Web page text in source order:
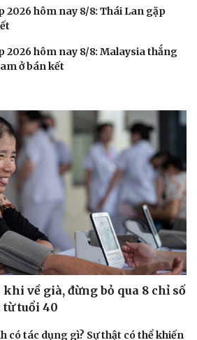
2026 hôm nay 8/8: Thái Lan gặp
2026 hôm nay 8/8: Malaysia thắng
ở bán kết
về già, đừng bỏ qua 8 chỉ số
tuổi 40
có tác dụng gì? Sự thật có thể khiến